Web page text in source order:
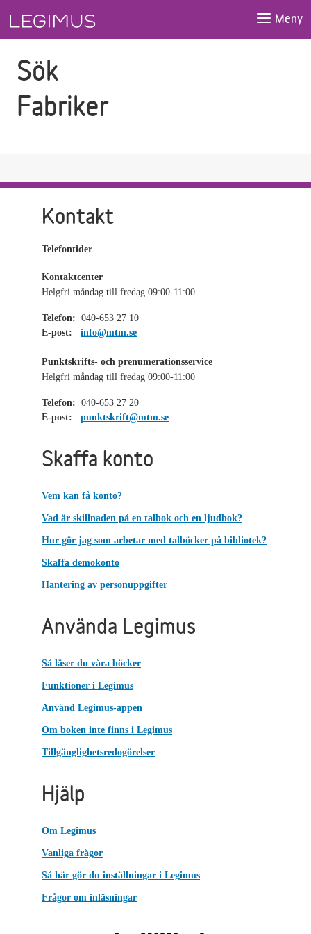
Meny
Sök
Fabriker
Kontakt
Telefontider
Kontaktcenter
Helgfri måndag till fredag 09:00-11:00
Telefon: 040-653 27 10
E-post:
info@mtm.se
Punktskrifts- och prenumerationsservice
Helgfri måndag till fredag 09:00-11:00
Telefon: 040-653 27 20
E-post:
punktskrift@mtm.se
Skaffa konto
Vem kan få konto?
Vad är skillnaden på en talbok och en ljudbok?
Hur gör jag som arbetar med talböcker på bibliotek?
Skaffa demokonto
Hantering av personuppgifter
Använda Legimus
Så läser du våra böcker
Funktioner i Legimus
Använd Legimus-appen
Om boken inte finns i Legimus
Tillgänglighetsredogörelser
Hjälp
Om Legimus
Vanliga frågor
Så här gör du inställningar i Legimus
Frågor om inläsningar